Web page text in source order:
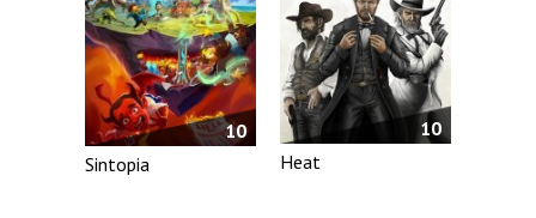
10
Sintopia
10
Heat